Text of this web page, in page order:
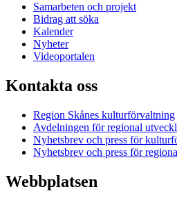
Samarbeten och projekt
Bidrag att söka
Kalender
Nyheter
Videoportalen
Kontakta oss
Region Skånes kulturförvaltning
Avdelningen för regional
Nyhetsbrev och press för
Nyhetsbrev och press för
Webbplatsen